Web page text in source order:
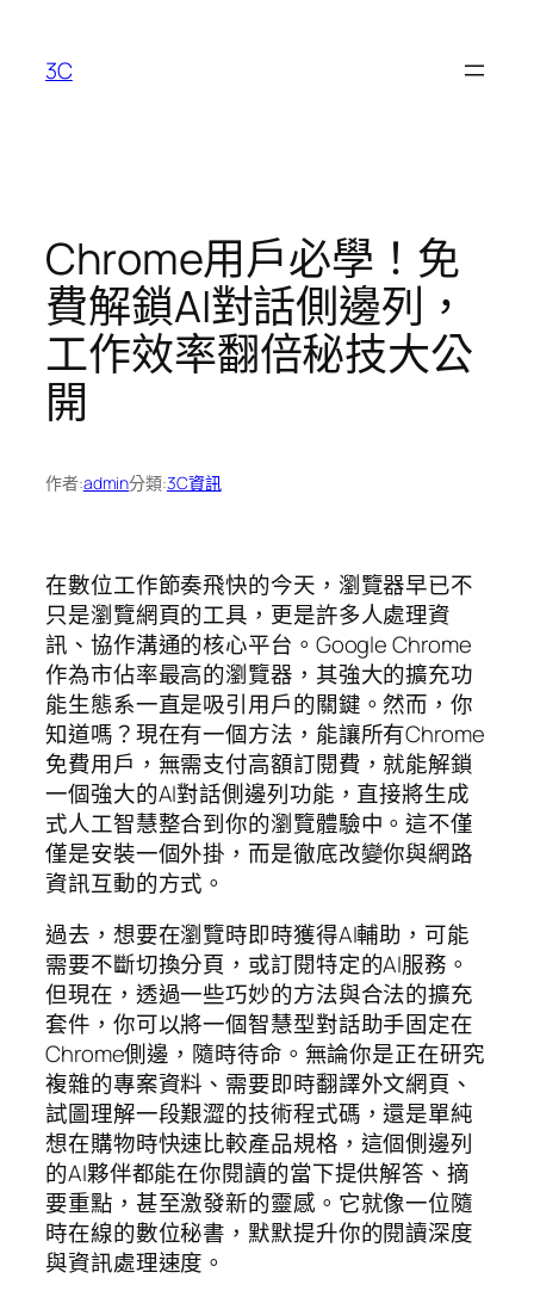
3C
Chrome用戶必學！免
費解鎖AI對話側邊列，
工作效率翻倍秘技大公
開
作者:admin分類:3C資訊
在數位工作節奏飛快的今天，瀏覽器早已不
只是瀏覽網頁的工具，更是許多人處理資
訊、協作溝通的核心平台。Google Chrome
作為市佔率最高的瀏覽器，其強大的擴充功
能生態系一直是吸引用戶的關鍵。然而，你
知道嗎？現在有一個方法，能讓所有Chrome
免費用戶，無需支付高額訂閱費，就能解鎖
一個強大的AI對話側邊列功能，直接將生成
式人工智慧整合到你的瀏覽體驗中。這不僅
僅是安裝一個外掛，而是徹底改變你與網路
資訊互動的方式。
過去，想要在瀏覽時即時獲得AI輔助，可能
需要不斷切換分頁，或訂閱特定的AI服務。
但現在，透過一些巧妙的方法與合法的擴充
套件，你可以將一個智慧型對話助手固定在
Chrome側邊，隨時待命。無論你是正在研究
複雜的專案資料、需要即時翻譯外文網頁、
試圖理解一段艱澀的技術程式碼，還是單純
想在購物時快速比較產品規格，這個側邊列
的AI夥伴都能在你閱讀的當下提供解答、摘
要重點，甚至激發新的靈感。它就像一位隨
時在線的數位秘書，默默提升你的閱讀深度
與資訊處理速度。